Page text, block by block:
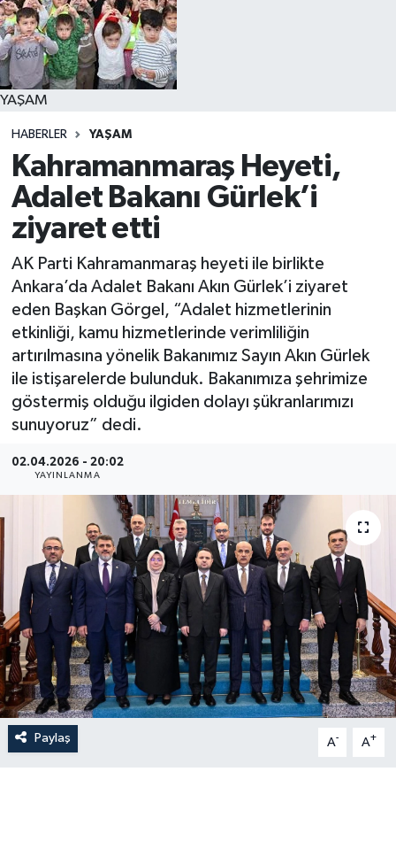
YAŞAM
HABERLER YAŞAM
Kahramanmaraş Heyeti,
Adalet Bakanı Gürlek’i
ziyaret etti
AK Parti Kahramanmaraş heyeti ile birlikte
Ankara’da Adalet Bakanı Akın Gürlek’i ziyaret
eden Başkan Görgel, “Adalet hizmetlerinin
etkinliği, kamu hizmetlerinde verimliliğin
artırılmasına yönelik Bakanımız Sayın Akın Gürlek
ile istişarelerde bulunduk. Bakanımıza şehrimize
göstermiş olduğu ilgiden dolayı şükranlarımızı
sunuyoruz” dedi.
02.04.2026 - 20:02
YAYINLANMA
Paylaş A- A+
YAŞAM